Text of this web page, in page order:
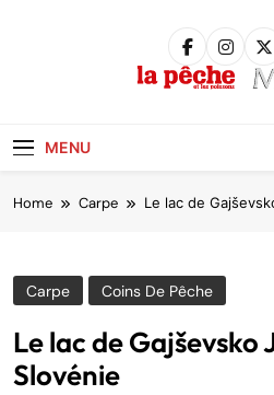
MENU
Home Carpe Le lac de
Carpe Coins De Pêche
Le lac de Gajševsko
Slovénie